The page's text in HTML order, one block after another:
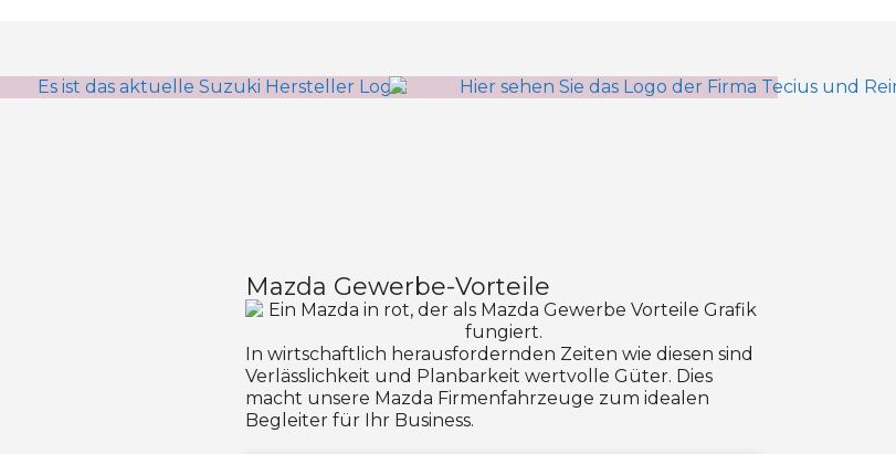
Mazda Gewerbe-Vorteile
In wirtschaftlich herausfordernden Zeiten wie diesen sind
Verlässlichkeit und Planbarkeit wertvolle Güter. Dies
macht unsere Mazda Firmenfahrzeuge zum idealen
Begleiter für Ihr Business.